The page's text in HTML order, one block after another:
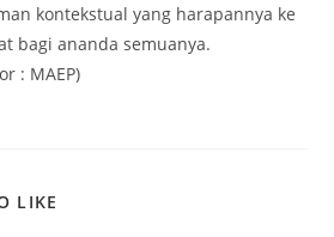
kontekstual yang harapannya ke
bagi ananda semuanya.
: MAEP)
LIKE